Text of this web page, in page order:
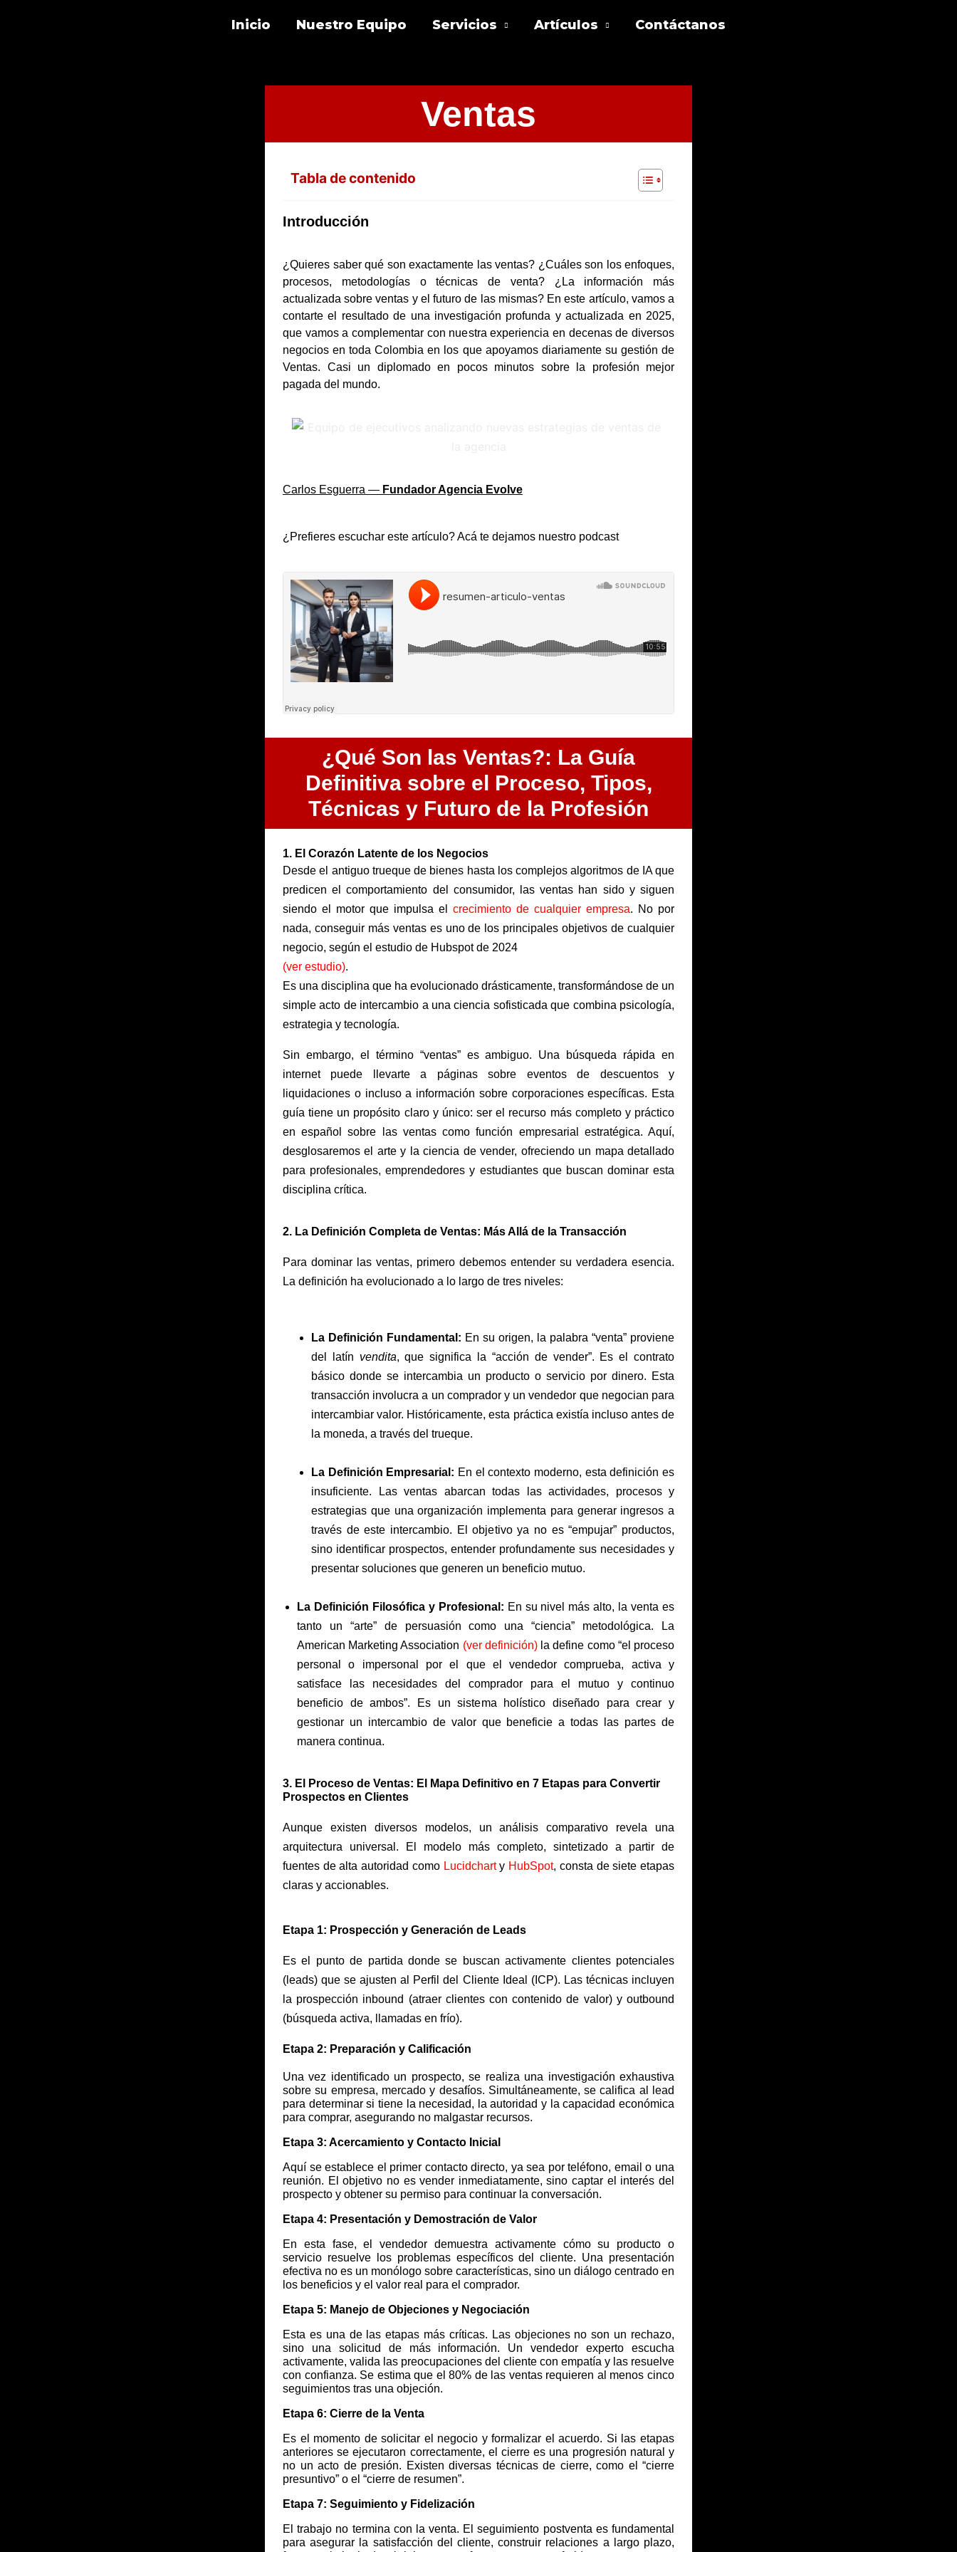
Inicio Nuestro Equipo Servicios Artículos Contáctanos
Ventas
Tabla de contenido
Introducción
¿Quieres saber qué son exactamente las ventas? ¿Cuáles son los enfoques,
procesos, metodologías o técnicas de venta? ¿La información más
actualizada sobre ventas y el futuro de las mismas? En este artículo, vamos a
contarte el resultado de una investigación profunda y actualizada en 2025,
que vamos a complementar con nuestra experiencia en decenas de diversos
negocios en toda Colombia en los que apoyamos diariamente su gestión de
Ventas. Casi un diplomado en pocos minutos sobre la profesión mejor
pagada del mundo.
Carlos Esguerra — Fundador Agencia Evolve
¿Prefieres escuchar este artículo? Acá te dejamos nuestro podcast
¿Qué Son las Ventas?: La Guía
Definitiva sobre el Proceso, Tipos,
Técnicas y Futuro de la Profesión
1. El Corazón Latente de los Negocios
Desde el antiguo trueque de bienes hasta los complejos algoritmos de IA que
predicen el comportamiento del consumidor, las ventas han sido y siguen
siendo el motor que impulsa el crecimiento de cualquier empresa. No por
nada, conseguir más ventas es uno de los principales objetivos de cualquier
negocio, según el estudio de Hubspot de 2024
(ver estudio).
Es una disciplina que ha evolucionado drásticamente, transformándose de un
simple acto de intercambio a una ciencia sofisticada que combina psicología,
estrategia y tecnología.
Sin embargo, el término “ventas” es ambiguo. Una búsqueda rápida en
internet puede llevarte a páginas sobre eventos de descuentos y
liquidaciones o incluso a información sobre corporaciones específicas. Esta
guía tiene un propósito claro y único: ser el recurso más completo y práctico
en español sobre las ventas como función empresarial estratégica. Aquí,
desglosaremos el arte y la ciencia de vender, ofreciendo un mapa detallado
para profesionales, emprendedores y estudiantes que buscan dominar esta
disciplina crítica.
2. La Definición Completa de Ventas: Más Allá de la Transacción
Para dominar las ventas, primero debemos entender su verdadera esencia.
La definición ha evolucionado a lo largo de tres niveles:
La Definición Fundamental: En su origen, la palabra “venta” proviene
del latín vendita, que significa la “acción de vender”. Es el contrato
básico donde se intercambia un producto o servicio por dinero. Esta
transacción involucra a un comprador y un vendedor que negocian para
intercambiar valor. Históricamente, esta práctica existía incluso antes de
la moneda, a través del trueque.
La Definición Empresarial: En el contexto moderno, esta definición es
insuficiente. Las ventas abarcan todas las actividades, procesos y
estrategias que una organización implementa para generar ingresos a
través de este intercambio. El objetivo ya no es “empujar” productos,
sino identificar prospectos, entender profundamente sus necesidades y
presentar soluciones que generen un beneficio mutuo.
La Definición Filosófica y Profesional: En su nivel más alto, la venta es
tanto un “arte” de persuasión como una “ciencia” metodológica. La
American Marketing Association (ver definición)la define como “el proceso
personal o impersonal por el que el vendedor comprueba, activa y
satisface las necesidades del comprador para el mutuo y continuo
beneficio de ambos”. Es un sistema holístico diseñado para crear y
gestionar un intercambio de valor que beneficie a todas las partes de
manera continua.
3. El Proceso de Ventas: El Mapa Definitivo en 7 Etapas para Convertir
Prospectos en Clientes
Aunque existen diversos modelos, un análisis comparativo revela una
arquitectura universal. El modelo más completo, sintetizado a partir de
fuentes de alta autoridad como Lucidcharty HubSpot, consta de siete etapas
claras y accionables.
Etapa 1: Prospección y Generación de Leads
Es el punto de partida donde se buscan activamente clientes potenciales
(leads) que se ajusten al Perfil del Cliente Ideal (ICP). Las técnicas incluyen
la prospección inbound (atraer clientes con contenido de valor) y outbound
(búsqueda activa, llamadas en frío).
Etapa 2: Preparación y Calificación
Una vez identificado un prospecto, se realiza una investigación exhaustiva
sobre su empresa, mercado y desafíos. Simultáneamente, se califica al lead
para determinar si tiene la necesidad, la autoridad y la capacidad económica
para comprar, asegurando no malgastar recursos.
Etapa 3: Acercamiento y Contacto Inicial
Aquí se establece el primer contacto directo, ya sea por teléfono, email o una
reunión. El objetivo no es vender inmediatamente, sino captar el interés del
prospecto y obtener su permiso para continuar la conversación.
Etapa 4: Presentación y Demostración de Valor
En esta fase, el vendedor demuestra activamente cómo su producto o
servicio resuelve los problemas específicos del cliente. Una presentación
efectiva no es un monólogo sobre características, sino un diálogo centrado en
los beneficios y el valor real para el comprador.
Etapa 5: Manejo de Objeciones y Negociación
Esta es una de las etapas más críticas. Las objeciones no son un rechazo,
sino una solicitud de más información. Un vendedor experto escucha
activamente, valida las preocupaciones del cliente con empatía y las resuelve
con confianza. Se estima que el 80% de las ventas requieren al menos cinco
seguimientos tras una objeción.
Etapa 6: Cierre de la Venta
Es el momento de solicitar el negocio y formalizar el acuerdo. Si las etapas
anteriores se ejecutaron correctamente, el cierre es una progresión natural y
no un acto de presión. Existen diversas técnicas de cierre, como el “cierre
presuntivo” o el “cierre de resumen”.
Etapa 7: Seguimiento y Fidelización
El trabajo no termina con la venta. El seguimiento postventa es fundamental
para asegurar la satisfacción del cliente, construir relaciones a largo plazo,